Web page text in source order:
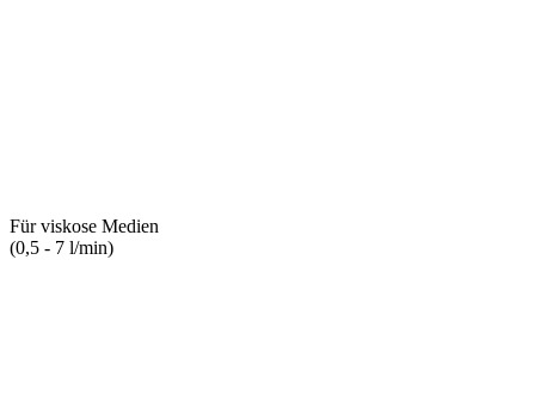
Für viskose Medien
(0,5 - 7 l/min)